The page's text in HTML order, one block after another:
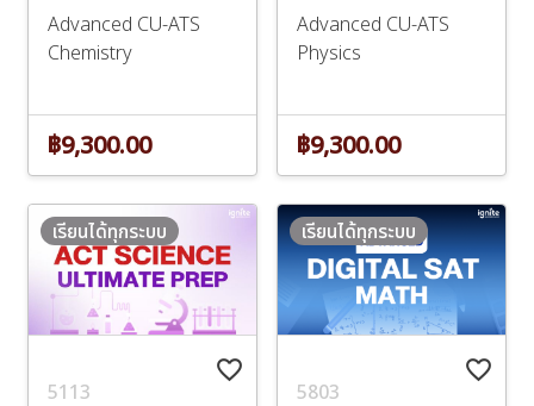
Advanced CU-ATS
Chemistry
฿9,300.00
Advanced CU-ATS
Physics
฿9,300.00
favorite_border
5113
เรียนได้ทุกระบบ
favorite_border
5803
เรียนได้ทุกระบบ